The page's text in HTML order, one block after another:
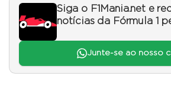
Siga o F1Mania.net e
notícias da Fórmula 1
Junte-se ao nosso